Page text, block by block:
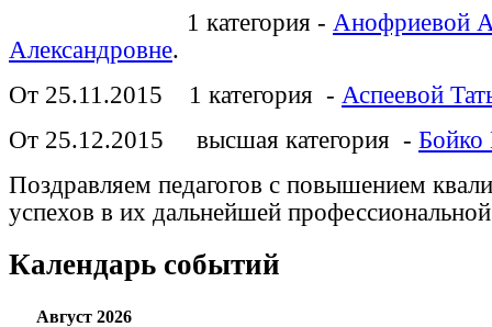
1 категория - Анофриевой
Александровне.
От 25.11.2015 1 категория - Аспеевой
От 25.12.2015 высшая категория - Бойко
Поздравляем педагогов с повышением
успехов в их дальнейшей
Календарь событий
Август 2026